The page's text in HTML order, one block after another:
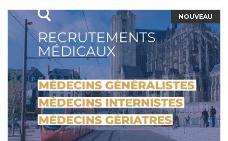
NOUVEAU